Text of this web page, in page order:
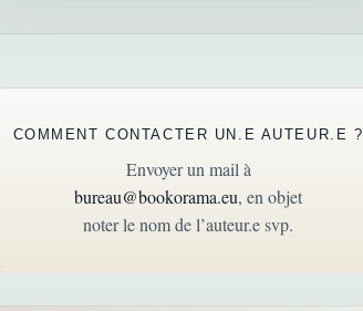
COMMENT CONTACTER UN.E AUTEUR.E ?
Envoyer un mail à
bureau@bookorama.eu, en objet
noter le nom de l’auteur.e svp.